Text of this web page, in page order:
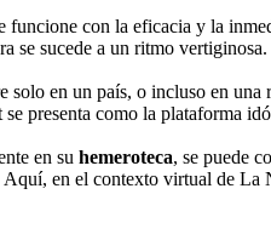
funcione con la eficacia y la
se sucede a un ritmo vertiginosa.
solo en un país, o incluso en
presenta como la plataforma
en su hemeroteca, se puede
en el contexto virtual de La